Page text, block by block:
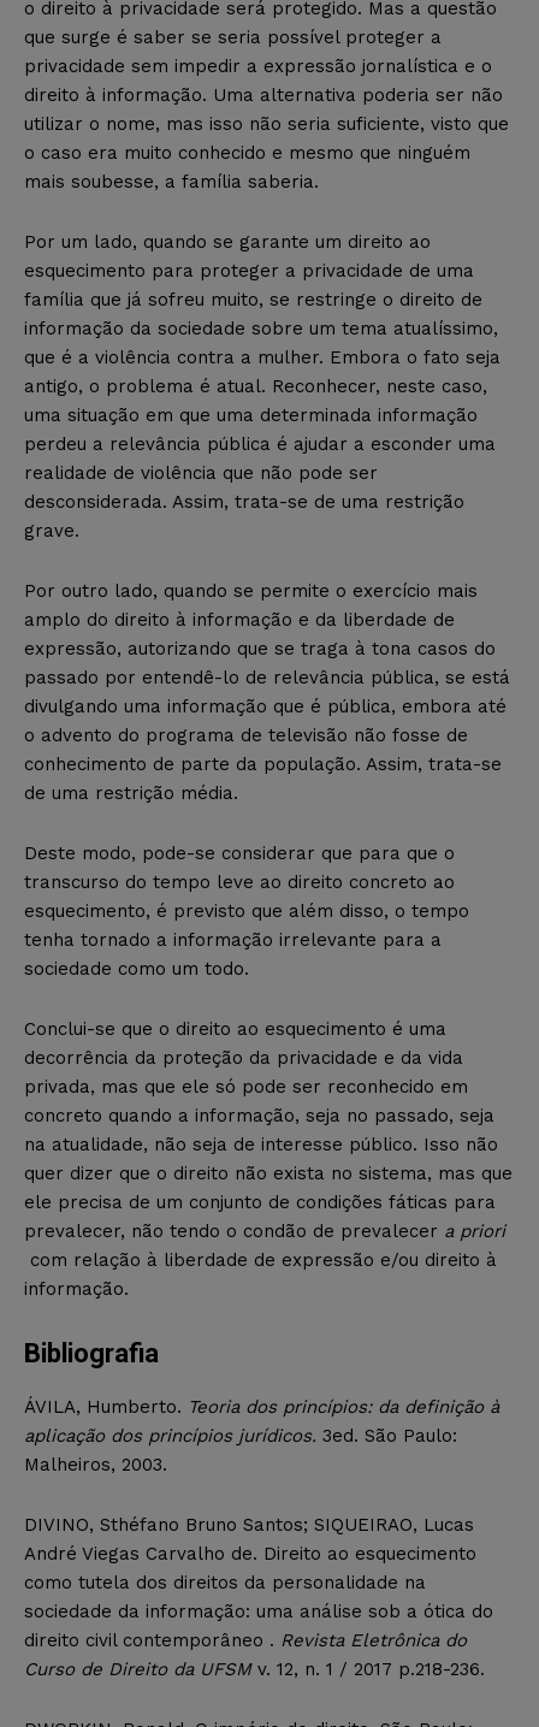
o direito à privacidade será protegido. Mas a questão
que surge é saber se seria possível proteger a
privacidade sem impedir a expressão jornalística e o
direito à informação. Uma alternativa poderia ser não
utilizar o nome, mas isso não seria suficiente, visto que
o caso era muito conhecido e mesmo que ninguém
mais soubesse, a família saberia.
Por um lado, quando se garante um direito ao
esquecimento para proteger a privacidade de uma
família que já sofreu muito, se restringe o direito de
informação da sociedade sobre um tema atualíssimo,
que é a violência contra a mulher. Embora o fato seja
antigo, o problema é atual. Reconhecer, neste caso,
uma situação em que uma determinada informação
perdeu a relevância pública é ajudar a esconder uma
realidade de violência que não pode ser
desconsiderada. Assim, trata-se de uma restrição
grave.
Por outro lado, quando se permite o exercício mais
amplo do direito à informação e da liberdade de
expressão, autorizando que se traga à tona casos do
passado por entendê-lo de relevância pública, se está
divulgando uma informação que é pública, embora até
o advento do programa de televisão não fosse de
conhecimento de parte da população. Assim, trata-se
de uma restrição média.
Deste modo, pode-se considerar que para que o
transcurso do tempo leve ao direito concreto ao
esquecimento, é previsto que além disso, o tempo
tenha tornado a informação irrelevante para a
sociedade como um todo.
Conclui-se que o direito ao esquecimento é uma
decorrência da proteção da privacidade e da vida
privada, mas que ele só pode ser reconhecido em
concreto quando a informação, seja no passado, seja
na atualidade, não seja de interesse público. Isso não
quer dizer que o direito não exista no sistema, mas que
ele precisa de um conjunto de condições fáticas para
prevalecer, não tendo o condão de prevalecer a priori
com relação à liberdade de expressão e/ou direito à
informação.
Bibliografia
ÁVILA, Humberto. Teoria dos princípios: da definição à
aplicação dos princípios jurídicos. 3ed. São Paulo:
Malheiros, 2003.
DIVINO, Sthéfano Bruno Santos; SIQUEIRAO, Lucas
André Viegas Carvalho de. Direito ao esquecimento
como tutela dos direitos da personalidade na
sociedade da informação: uma análise sob a ótica do
direito civil contemporâneo . Revista Eletrônica do
Curso de Direito da UFSMv. 12, n. 1 / 2017 p.218-236.